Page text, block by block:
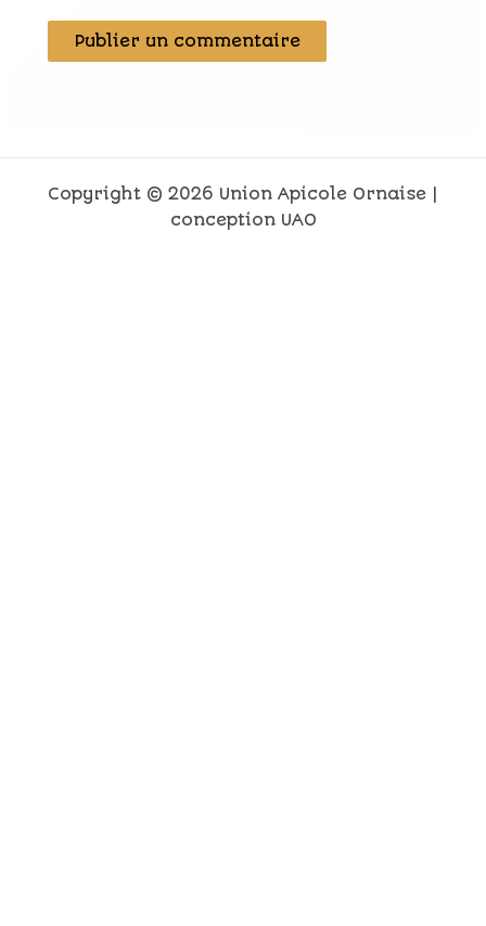
Copyright © 2026 Union Apicole Ornaise |
conception UAO